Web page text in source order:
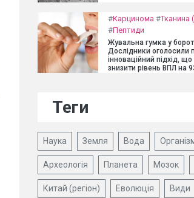
#Карцинома #Тканина
#Пептиди
Жувальна гумка у
Дослідники оголосили
інноваційний підхід,
знизити рівень ВПЛ на
Теги
Наука Земля Вода
Археологія Планета Мозок
Китай (регіон) Еволюція Види